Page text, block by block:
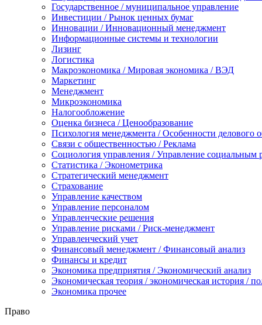
Государственное / муниципальное управление
Инвестиции / Рынок ценных бумаг
Инновации / Инновационный менеджмент
Информационные системы и технологии
Лизинг
Логистика
Макроэкономика / Мировая экономика / ВЭД
Маркетинг
Менеджмент
Микроэкономика
Налогообложение
Оценка бизнеса / Ценообразование
Психология менеджмента / Особенности делового
Связи с общественностью / Реклама
Социология управления / Управление социальным
Статистика / Эконометрика
Стратегический менеджмент
Страхование
Управление качеством
Управление персоналом
Управленческие решения
Управление рисками / Риск-менеджмент
Управленческий учет
Финансовый менеджмент / Финансовый анализ
Финансы и кредит
Экономика предприятия / Экономический анализ
Экономическая теория / экономическая история /
Экономика прочее
Право